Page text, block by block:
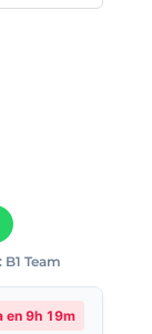
B1 Team
en 9h 19m